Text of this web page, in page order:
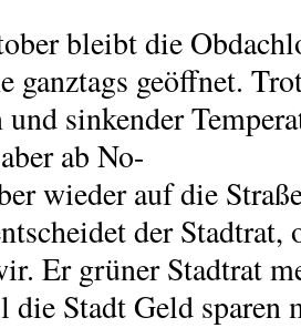
bleibt die
ganztags geöffnet.
und sinkender
ab No-
wieder auf die
der Stadtrat,
Er grüner Stadtrat
Stadt Geld sparen